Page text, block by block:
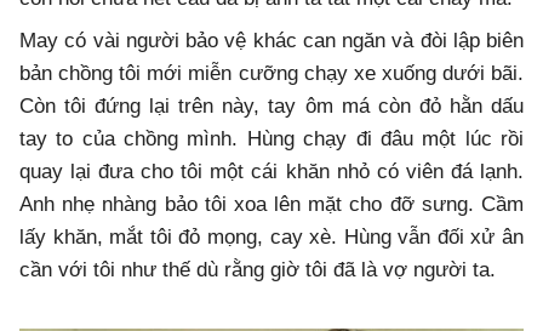
May có vài người bảo vệ khác can ngăn và đòi lập biên
bản chồng tôi mới miễn cưỡng chạy xe xuống dưới bãi.
Còn tôi đứng lại trên này, tay ôm má còn đỏ hằn dấu
tay to của chồng mình. Hùng chạy đi đâu một lúc rồi
quay lại đưa cho tôi một cái khăn nhỏ có viên đá lạnh.
Anh nhẹ nhàng bảo tôi xoa lên mặt cho đỡ sưng. Cầm
lấy khăn, mắt tôi đỏ mọng, cay xè. Hùng vẫn đối xử ân
cần với tôi như thế dù rằng giờ tôi đã là vợ người ta.